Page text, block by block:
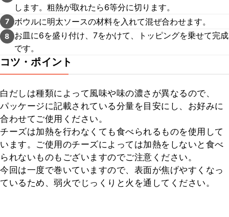
します。粗熱が取れたら6等分に切ります。
7 ボウルに明太ソースの材料を入れて混ぜ合わせます。
8
お皿に6を盛り付け、7をかけて、トッピングを乗せて完成
です。
コツ・ポイント
白だしは種類によって風味や味の濃さが異なるので、
パッケージに記載されている分量を目安にし、お好みに
合わせてご使用ください。
チーズは加熱を行わなくても食べられるものを使用して
います。ご使用のチーズによっては加熱をしないと食べ
られないものもございますのでご注意ください。
今回は一度で巻いていますので、表面が焦げやすくなっ
ているため、弱火でじっくりと火を通してください。